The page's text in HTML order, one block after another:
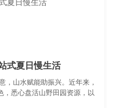
式夏日慢生活
，山水赋能助振兴。近年来，
悉心盘活山野田园资源，以